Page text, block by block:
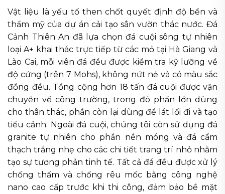
Vật liệu là yếu tố then chốt quyết định độ bền và
thẩm mỹ của dự án cải tạo sân vườn thác nước. Đá
Cảnh Thiên An đã lựa chọn đá cuội sông tự nhiên
loại A+ khai thác trực tiếp từ các mỏ tại Hà Giang và
Lào Cai, mỗi viên đá đều được kiểm tra kỹ lưỡng về
độ cứng (trên 7 Mohs), không nứt nẻ và có màu sắc
đồng đều. Tổng cộng hơn 18 tấn đá cuội được vận
chuyển về công trường, trong đó phần lớn dùng
cho thân thác, phần còn lại dùng để lát lối đi và tạo
tiểu cảnh. Ngoài đá cuội, chúng tôi còn sử dụng đá
granite tự nhiên cho phần nền móng và đá cẩm
thạch trắng nhẹ cho các chi tiết trang trí nhỏ nhằm
tạo sự tương phản tinh tế. Tất cả đá đều được xử lý
chống thấm và chống rêu mốc bằng công nghệ
nano cao cấp trước khi thi công, đảm bảo bề mặt